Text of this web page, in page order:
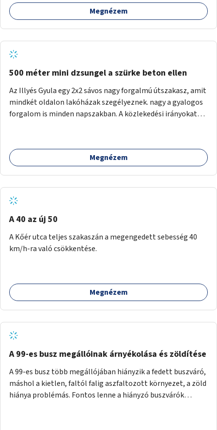
Megnézem
500 méter mini dzsungel a szürke beton ellen
Az Illyés Gyula egy 2x2 sávos nagy forgalmú útszakasz, amit
mindkét oldalon lakóházak szegélyeznek. nagy a gyalogos
forgalom is minden napszakban. A közlekedési irányokat
szintű növényzettel, öntözőrendszerrel, esetleg
valamilyen vizes attrakcióval ami végfut mind az 500m-en.
Megnézem
A 40 az új 50
A Kőér utca teljes szakaszán a megengedett sebesség 40
km/h-ra való csökkentése.
Megnézem
A 99-es busz megállóinak árnyékolása és zöldítése
A 99-es busz több megállójában hiányzik a fedett buszváró,
máshol a kietlen, faltól falig aszfaltozott környezet, a zöld
hiánya problémás. Fontos lenne a hiányzó buszvárók